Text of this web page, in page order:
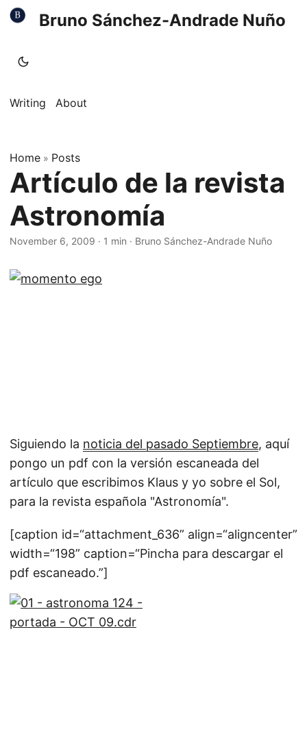
Bruno Sánchez-Andrade Nuño
Writing About
Home » Posts
Artículo de la revista
Astronomía
November 6, 2009 · 1 min · Bruno Sánchez-Andrade Nuño
Siguiendo la noticia del pasado Septiembre, aquí
pongo un pdf con la versión escaneada del
artículo que escribimos Klaus y yo sobre el Sol,
para la revista española "Astronomía".
[caption id=“attachment_636” align=“aligncenter”
width=“198” caption=“Pincha para descargar el
pdf escaneado.”]